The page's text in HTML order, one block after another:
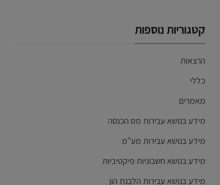
קטגוריות נוספות
הרצאות
כללי
מאמרים
מידע בנושא עבירות מס הכנסה
מידע בנושא עבירות מע"מ
מידע בנושא חשבוניות פיקטיביות
מידע בנושא עבירות הלבנת הון